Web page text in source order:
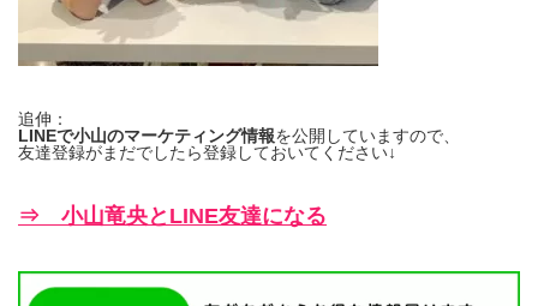
追伸：
LINEで小山のマーケティング情報を公開していますので、
友達登録がまだでしたら登録しておいてください↓
⇒ 小山竜央とLINE友達になる